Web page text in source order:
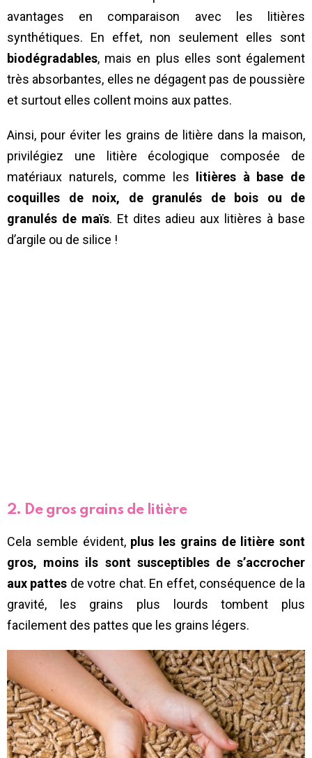
avantages en comparaison avec les litières
synthétiques. En effet, non seulement elles sont
biodégradables, mais en plus elles sont également
très absorbantes, elles ne dégagent pas de poussière
et surtout elles collent moins aux pattes.
Ainsi, pour éviter les grains de litière dans la maison,
privilégiez une litière écologique composée de
matériaux naturels, comme les
litières à base de
coquilles de noix, de granulés de bois ou de
granulés de maïs. Et dites adieu aux litières à base
d’argile ou de silice !
2. De gros grains de litière
Cela semble évident, plus les grains de litière sont
gros, moins ils sont susceptibles de s’accrocher
aux pattes de votre chat. En effet, conséquence de la
gravité, les grains plus lourds tombent plus
facilement des pattes que les grains légers.